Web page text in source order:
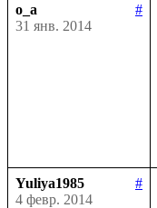
o_a
#
31 янв. 2014
Yuliya1985
#
4 февр. 2014